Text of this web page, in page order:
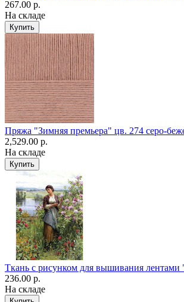
267.00 р.
На складе
Пряжа "Зимняя премьера" цв. 274 серо-
2,529.00 р.
На складе
Ткань с рисунком для вышивания
236.00 р.
На складе